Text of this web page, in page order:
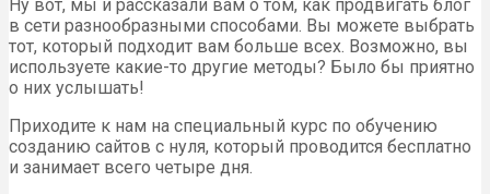
Ну вот, мы и рассказали вам о том, как продвигать блог
в сети разнообразными способами. Вы можете выбрать
тот, который подходит вам больше всех. Возможно, вы
используете какие-то другие методы? Было бы приятно
о них услышать!
Приходите к нам на специальный курс по обучению
созданию сайтов с нуля, который проводится бесплатно
и занимает всего четыре дня.